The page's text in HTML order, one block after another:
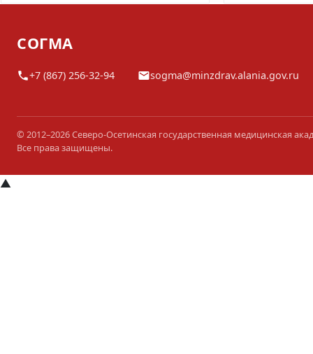
СОГМА
+7 (867) 256-32-94 sogma@minzdrav.alania.gov.ru
© 2012–2026 Северо-Осетинская государственная медицинская
Все права защищены.
▲